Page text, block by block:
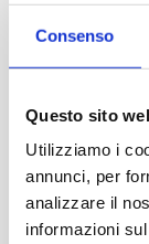
Consenso
Questo sito
Utilizziamo i
annunci, per
analizzare il
informazioni